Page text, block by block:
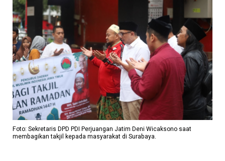
Foto: Sekretaris DPD PDI Perjuangan Jatim Deni Wicaksono saat
membagikan takjil kepada masyarakat di Surabaya.